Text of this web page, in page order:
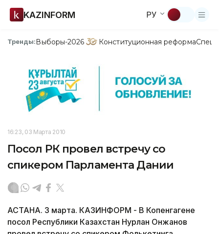
KAZINFORM РУ
Тренды:Выборы-2026 Конституционная реформа
16:23, 03 Марта 2010
Посол РК провел встречу со
спикером Парламента Дании
АСТАНА. 3 марта. КАЗИНФОРМ - В Копенгагене
посол Республики Казахстан Нурлан Онжанов